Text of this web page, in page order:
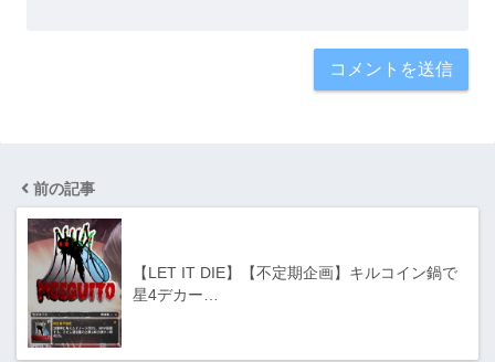
前の記事
【LET IT DIE】【不定期企画】キルコイン鍋で
星4デカー…